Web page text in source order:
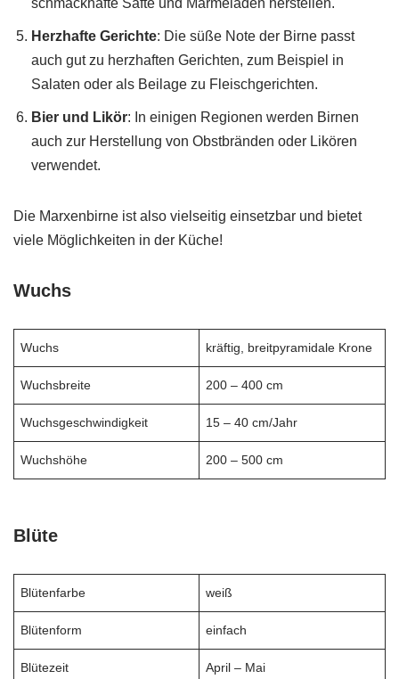
schmackhafte Säfte und Marmeladen herstellen.
Herzhafte Gerichte: Die süße Note der Birne passt
auch gut zu herzhaften Gerichten, zum Beispiel in
Salaten oder als Beilage zu Fleischgerichten.
Bier und Likör: In einigen Regionen werden Birnen
auch zur Herstellung von Obstbränden oder Likören
verwendet.
Die Marxenbirne ist also vielseitig einsetzbar und bietet
viele Möglichkeiten in der Küche!
Wuchs
Wuchs kräftig, breitpyramidale Krone
Wuchsbreite 200 – 400 cm
Wuchsgeschwindigkeit 15 – 40 cm/Jahr
Wuchshöhe 200 – 500 cm
Blüte
Blütenfarbe weiß
Blütenform einfach
Blütezeit April – Mai